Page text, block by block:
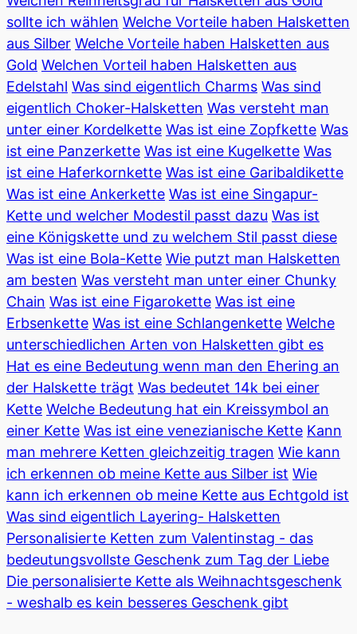
sollte ich wählen Welche Vorteile haben Halsketten
aus Silber Welche Vorteile haben Halsketten aus
Gold Welchen Vorteil haben Halsketten aus
Edelstahl Was sind eigentlich Charms Was sind
eigentlich Choker-Halsketten Was versteht man
unter einer Kordelkette Was ist eine Zopfkette Was
ist eine Panzerkette Was ist eine Kugelkette Was
ist eine Haferkornkette Was ist eine Garibaldikette
Was ist eine Ankerkette Was ist eine Singapur-
Kette und welcher Modestil passt dazu Was ist
eine Königskette und zu welchem Stil passt diese
Was ist eine Bola-Kette Wie putzt man Halsketten
am besten Was versteht man unter einer Chunky
Chain Was ist eine Figarokette Was ist eine
Erbsenkette Was ist eine Schlangenkette Welche
unterschiedlichen Arten von Halsketten gibt es
Hat es eine Bedeutung wenn man den Ehering an
der Halskette trägt Was bedeutet 14k bei einer
Kette Welche Bedeutung hat ein Kreissymbol an
einer Kette Was ist eine venezianische Kette Kann
man mehrere Ketten gleichzeitig tragen Wie kann
ich erkennen ob meine Kette aus Silber ist Wie
kann ich erkennen ob meine Kette aus Echtgold ist
Was sind eigentlich Layering- Halsketten
Personalisierte Ketten zum Valentinstag - das
bedeutungsvollste Geschenk zum Tag der Liebe
Die personalisierte Kette als Weihnachtsgeschenk
- weshalb es kein besseres Geschenk gibt